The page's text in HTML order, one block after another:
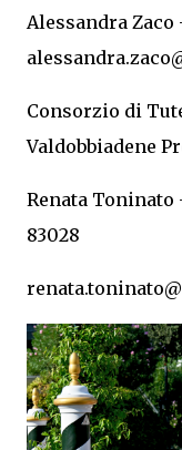
Alessandra Zaco
Consorzio di
Valdobbiadene
Renata Toninato
83028